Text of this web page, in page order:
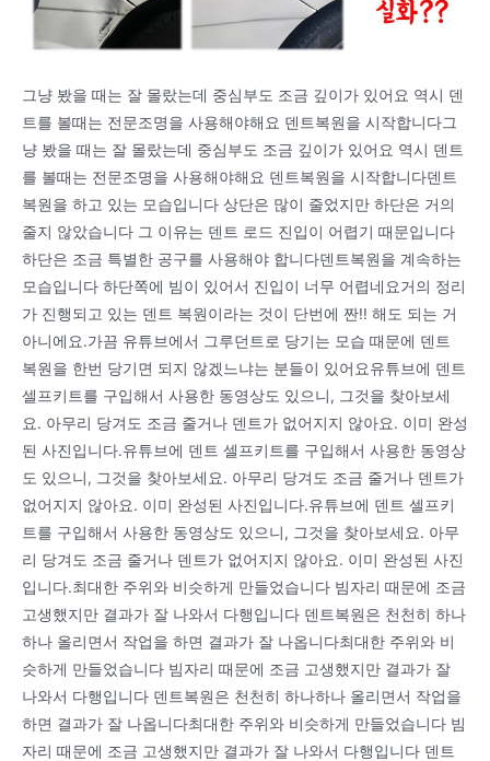
그냥 봤을 때는 잘 몰랐는데 중심부도 조금 깊이가 있어요 역시 덴
트를 볼때는 전문조명을 사용해야해요 덴트복원을 시작합니다그
냥 봤을 때는 잘 몰랐는데 중심부도 조금 깊이가 있어요 역시 덴트
를 볼때는 전문조명을 사용해야해요 덴트복원을 시작합니다덴트
복원을 하고 있는 모습입니다 상단은 많이 줄었지만 하단은 거의
줄지 않았습니다 그 이유는 덴트 로드 진입이 어렵기 때문입니다
하단은 조금 특별한 공구를 사용해야 합니다덴트복원을 계속하는
모습입니다 하단쪽에 빔이 있어서 진입이 너무 어렵네요거의 정리
가 진행되고 있는 덴트 복원이라는 것이 단번에 짠!! 해도 되는 거
아니에요.가끔 유튜브에서 그루던트로 당기는 모습 때문에 덴트
복원을 한번 당기면 되지 않겠느냐는 분들이 있어요유튜브에 덴트
셀프키트를 구입해서 사용한 동영상도 있으니, 그것을 찾아보세
요. 아무리 당겨도 조금 줄거나 덴트가 없어지지 않아요. 이미 완성
된 사진입니다.유튜브에 덴트 셀프키트를 구입해서 사용한 동영상
도 있으니, 그것을 찾아보세요. 아무리 당겨도 조금 줄거나 덴트가
없어지지 않아요. 이미 완성된 사진입니다.유튜브에 덴트 셀프키
트를 구입해서 사용한 동영상도 있으니, 그것을 찾아보세요. 아무
리 당겨도 조금 줄거나 덴트가 없어지지 않아요. 이미 완성된 사진
입니다.최대한 주위와 비슷하게 만들었습니다 빔자리 때문에 조금
고생했지만 결과가 잘 나와서 다행입니다 덴트복원은 천천히 하나
하나 올리면서 작업을 하면 결과가 잘 나옵니다최대한 주위와 비
슷하게 만들었습니다 빔자리 때문에 조금 고생했지만 결과가 잘
나와서 다행입니다 덴트복원은 천천히 하나하나 올리면서 작업을
하면 결과가 잘 나옵니다최대한 주위와 비슷하게 만들었습니다 빔
자리 때문에 조금 고생했지만 결과가 잘 나와서 다행입니다 덴트